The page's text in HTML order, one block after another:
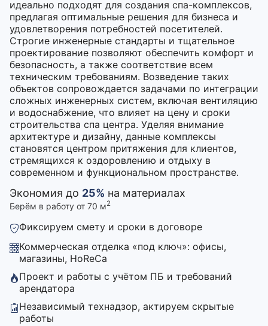
идеально подходят для создания спа-комплексов,
предлагая оптимальные решения для бизнеса и
удовлетворения потребностей посетителей.
Строгие инженерные стандарты и тщательное
проектирование позволяют обеспечить комфорт и
безопасность, а также соответствие всем
техническим требованиям. Возведение таких
объектов сопровождается задачами по интеграции
сложных инженерных систем, включая вентиляцию
и водоснабжение, что влияет на цену и сроки
строительства спа центра. Уделяя внимание
архитектуре и дизайну, данные комплексы
становятся центром притяжения для клиентов,
стремящихся к оздоровлению и отдыху в
современном и функциональном пространстве.
Экономия до 25% на материалах
Берём в работу от 70 м2
Фиксируем смету и сроки в договоре
Коммерческая отделка «под ключ»: офисы,
магазины, HoReCa
Проект и работы с учётом ПБ и требований
арендатора
Независимый технадзор, актируем скрытые
работы